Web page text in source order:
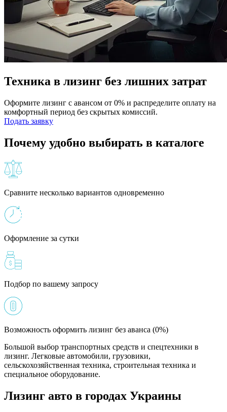
Техника в лизинг без лишних затрат
Оформите лизинг с авансом от 0% и распределите оплату на
комфортный период без скрытых комиссий.
Подать заявку
Почему удобно выбирать в каталоге
Сравните несколько вариантов одновременно
Оформление за сутки
Подбор по вашему запросу
Возможность оформить лизинг без аванса (0%)
Большой выбор транспортных средств и спецтехники в
лизинг. Легковые автомобили, грузовики,
сельскохозяйственная техника, строительная техника и
специальное оборудование.
Лизинг авто в городах Украины